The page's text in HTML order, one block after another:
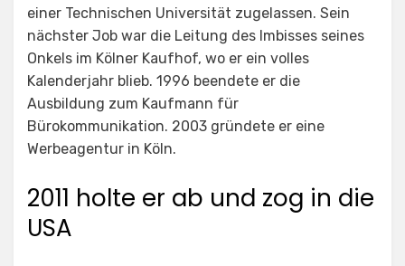
einer Technischen Universität zugelassen. Sein
nächster Job war die Leitung des Imbisses seines
Onkels im Kölner Kaufhof, wo er ein volles
Kalenderjahr blieb. 1996 beendete er die
Ausbildung zum Kaufmann für
Bürokommunikation. 2003 gründete er eine
Werbeagentur in Köln.
2011 holte er ab und zog in die
USA